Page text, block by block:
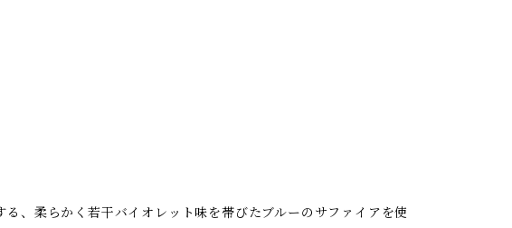
る、柔らかく若干バイオレット味を帯びたブルーのサファイアを使